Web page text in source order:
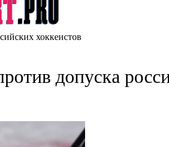
хоккеистов
допуска